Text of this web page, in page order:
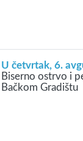
U četvrtak, 6.
Biserno ostrvo i
Bačkom Gradištu